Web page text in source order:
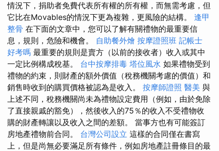
情況下，捐助者免費代表所有權的所有權，而無需考慮，但
它比在Movables的情況下更為複雜，更風險的結構。 逢甲
整骨 在下面的文章中，您可以了解有關禮物的最重要信
息，規則，危險和機會。 自助餐外燴 按摩證照班 記帳士
好考嗎 最重要的規則是賣方（以前的接收者）收入或其中
一定比例構成稅基。 台中按摩排毒 塔位風水 如果禮物受到
禮物的約束，則財產的額外價值（稅務機關考慮的價值）和
銷售時收到的購買價格被認為是收入。 按摩師證照 醫美 與
上述不同，稅務機關尚未為禮物設定費用（例如，由於免除
了直接親戚的豁免），然後收入的75％的收入不受禮物收
購的財產轉讓以及收入之間的差額。 當事方也有可能簽訂
房地產禮物前合同。 台灣公司設立 這樣的合同僅在書寫
上，但是尚無必要滿足所有條件，例如房地產註冊條目的最